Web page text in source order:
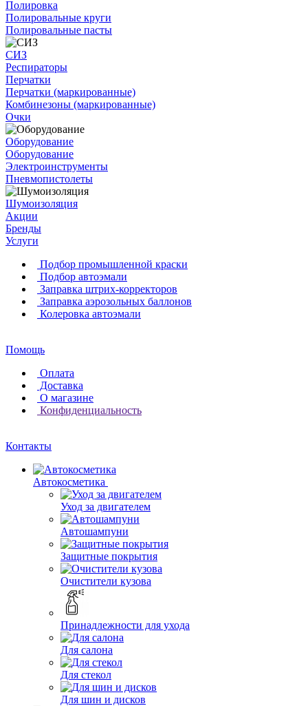
Полировка
Полировальные круги
Полировальные пасты
СИЗ
Респираторы
Перчатки
Перчатки (маркированные)
Комбинезоны (маркированные)
Очки
Оборудование
Оборудование
Электроинструменты
Пневмопистолеты
Шумоизоляция
Акции
Бренды
Услуги
Подбор промышленной краски
Подбор автоэмали
Заправка штрих-корректоров
Заправка аэрозольных баллонов
Колеровка автоэмали
Помощь
Оплата
Доставка
О магазине
Конфиденциальность
Контакты
Автокосметика
Уход за двигателем
Автошампуни
Защитные покрытия
Очистители кузова
Принадлежности для ухода
Для салона
Для стекол
Для шин и дисков